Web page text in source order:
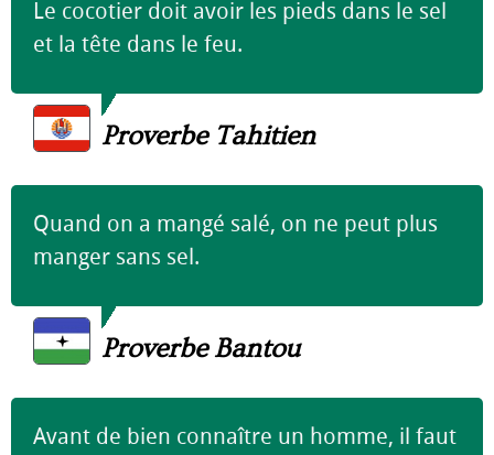
Le cocotier doit avoir les pieds dans le sel
et la tête dans le feu.
Proverbe Tahitien
Quand on a mangé salé, on ne peut plus
manger sans sel.
Proverbe Bantou
Avant de bien connaître un homme, il faut